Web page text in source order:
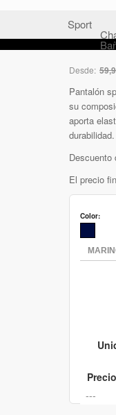
Sport
Desde:
Pantalón
su
aporta
durabilidad.
Descuento
El precio
Color: